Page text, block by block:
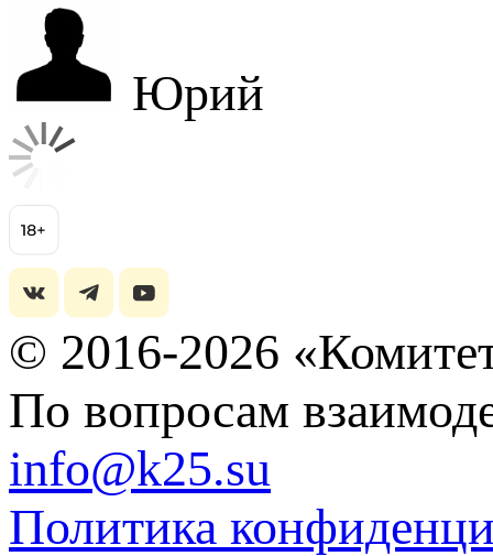
Юрий
© 2016-2026
По вопросам
info@k25.su
Политика